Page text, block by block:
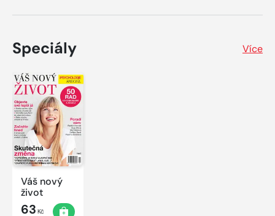
Speciály Více
Váš nový
život
63 Kč